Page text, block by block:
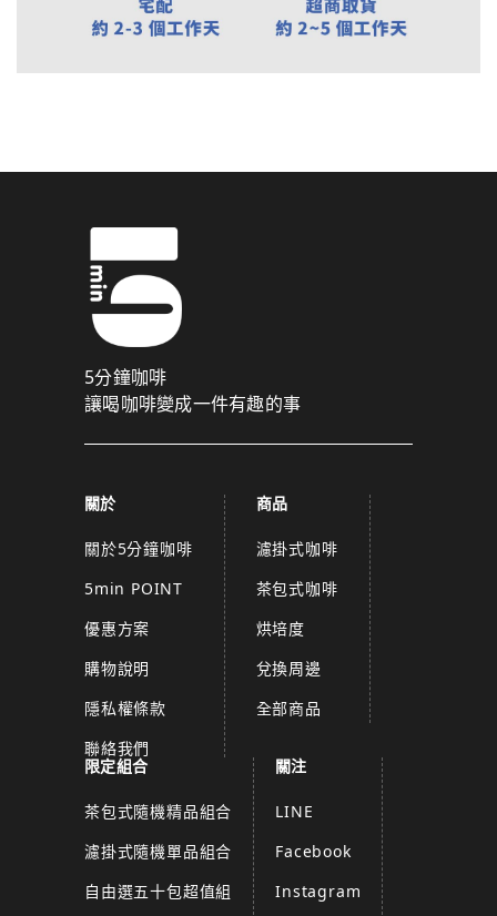
5分鐘咖啡
讓喝咖啡變成一件有趣的事
關於
關於5分鐘咖啡
5min POINT
優惠方案
購物說明
隱私權條款
聯絡我們
商品
濾掛式咖啡
茶包式咖啡
烘培度
兌換周邊
全部商品
限定組合
茶包式隨機精品組合
濾掛式隨機單品組合
自由選五十包超值組
關注
LINE
Facebook
Instagram